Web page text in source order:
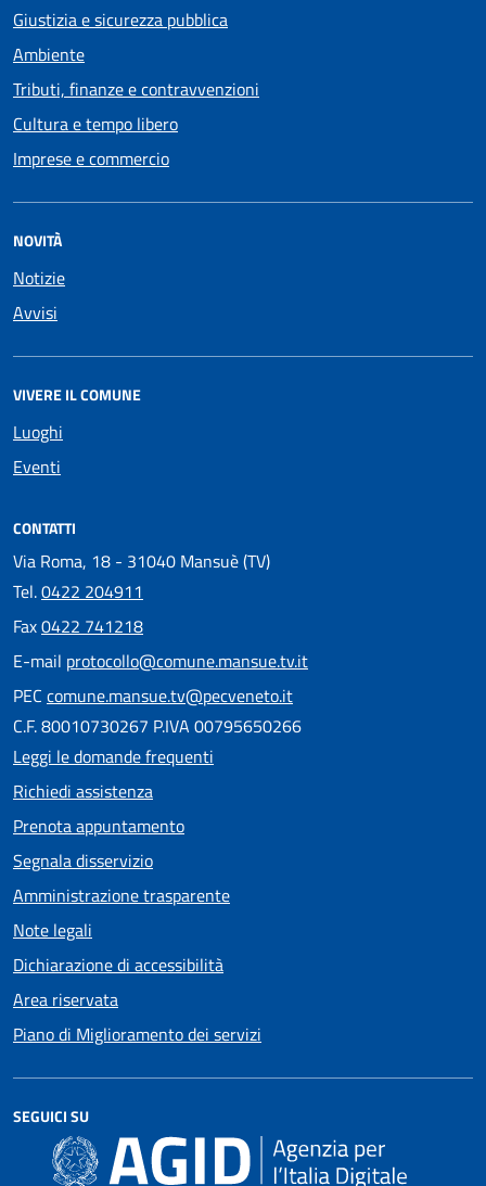
Giustizia e sicurezza pubblica
Ambiente
Tributi, finanze e contravvenzioni
Cultura e tempo libero
Imprese e commercio
NOVITÀ
Notizie
Avvisi
VIVERE IL COMUNE
Luoghi
Eventi
CONTATTI
Via Roma, 18 - 31040 Mansuè (TV)
Tel.0422 204911
Fax0422 741218
E-mail protocollo@comune.mansue.tv.it
PEC comune.mansue.tv@pecveneto.it
C.F. 80010730267 P.IVA 00795650266
Leggi le domande frequenti
Richiedi assistenza
Prenota appuntamento
Segnala disservizio
Amministrazione trasparente
Note legali
Dichiarazione di accessibilità
Area riservata
Piano di Miglioramento dei servizi
SEGUICI SU